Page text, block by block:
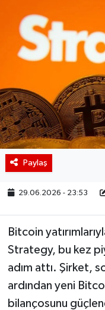
Paylaş
29.06.2026 - 23:53
Bitcoin
Strategy, bu kez
adım attı. Şirket,
ardından yeni
bilançosunu
BIST 100 Isı
Coin Isı
Ekonomik
Kiripto Para
Gizlilik